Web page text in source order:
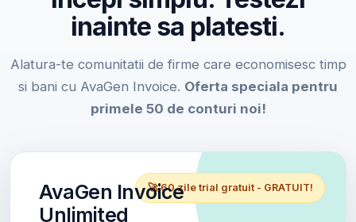
inainte sa platesti.
Alatura-te comunitatii de firme care economisesc timp
si bani cu AvaGen Invoice. Oferta speciala pentru
primele 50 de conturi noi!
🚀 60 zile trial gratuit - GRATUIT!
AvaGen Invoice
Unlimited